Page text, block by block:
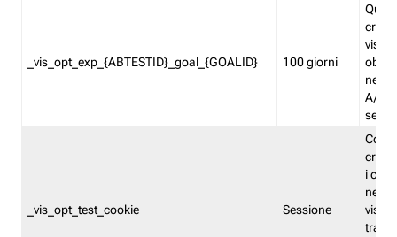
_vis_opt_exp_{ABTESTID}_goal_{GOALID} 100 giorni
nel
A/B.
_vis_opt_test_cookie Sessione
i
nel